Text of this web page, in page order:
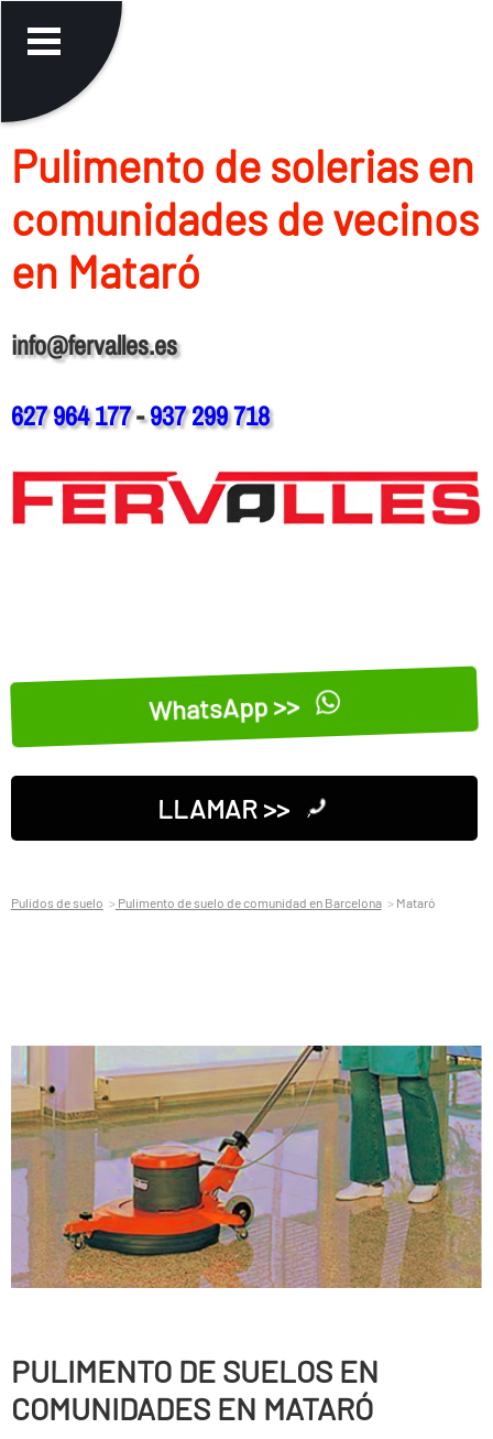
Pulimento de solerias en
comunidades de vecinos
en Mataró
info@fervalles.es
627 964 177-937 299 718
WhatsApp >>
LLAMAR >>
Pulidos de suelo Pulimento de suelo de comunidad en Barcelona Mataró
PULIMENTO DE SUELOS EN
COMUNIDADES EN MATARÓ